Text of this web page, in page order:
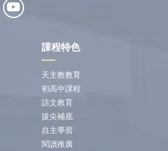
課程特色
天主教教育
初高中課程
語文教育
拔尖補底
自主學習
閱讀推廣